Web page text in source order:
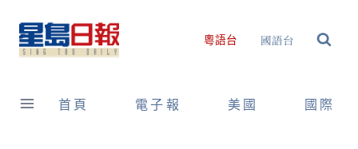
content
粵語台 國語台
首頁 電子報 美國 國際